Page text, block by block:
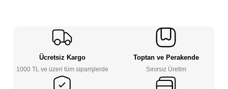
Ücretsiz Kargo
1000 TL ve üzeri tüm siparişlerde
Toptan ve Perakende
Sınırsız Üretim